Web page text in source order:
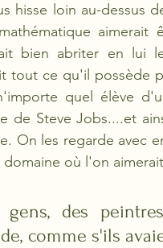
hisse loin au-dessus
aimerait
bien abriter en lui
tout ce qu'il possède
quel élève
de Steve Jobs....et
On les regarde avec
où l'on
gens, des
comme s'ils